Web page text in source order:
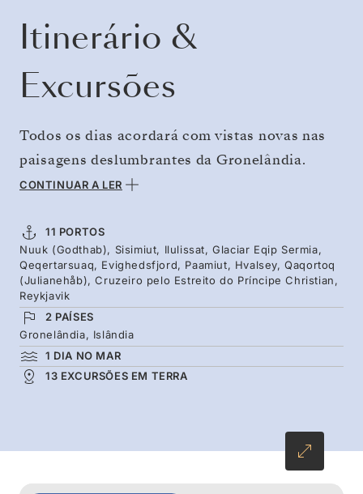
Itinerário &
Excursões
Todos os dias acordará com vistas novas nas
paisagens deslumbrantes da Gronelândia.
Explore profundamente a maior ilha do
a emoção de observar os majestosos glaciares
e icebergues de Sermeq Kujalleq e Eqip
Sermia. Apaixone-se pelo pico em forma de
coração de Uummannaq, faça uma caminhada
nas praias de areia preta da Ilha de Disko e as
suas colunas de basalto, navegando pela
paisagem cénica de Prince Christian Sound.
maior colónia de papagaios-do-mar do
CONTINUAR A LER
11 PORTOS
Nuuk (Godthab), Sisimiut, Ilulissat, Glaciar Eqip Sermia,
Qeqertarsuaq, Evighedsfjord, Paamiut, Hvalsey, Qaqortoq
(Julianehåb), Cruzeiro pelo Estreito do Príncipe Christian,
Reykjavik
2 PAÍSES
Gronelândia, Islândia
1 DIA NO MAR
13 EXCURSÕES EM TERRA